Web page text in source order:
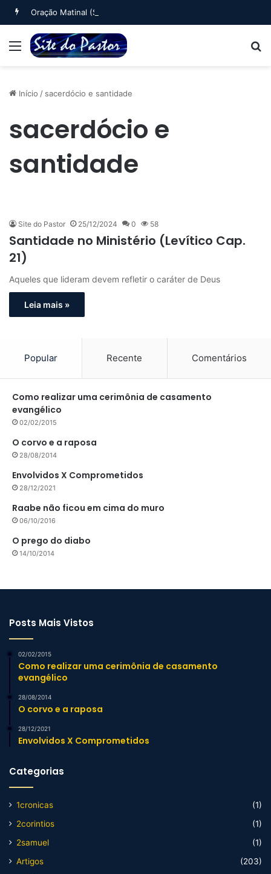
Oração Matinal (Salmo 5)
Menu
Início / sacerdócio e santidade
sacerdócio e
santidade
Site do Pastor 25/12/2024 0 58
Santidade no Ministério (Levítico Cap.
21)
Aqueles que lideram devem refletir o caráter de Deus
Leia mais »
Popular Recente Comentários
Como realizar uma cerimônia de casamento
evangélico
02/02/2015
O corvo e a raposa
28/08/2014
Envolvidos X Comprometidos
28/12/2021
Raabe não ficou em cima do muro
06/10/2016
O prego do diabo
14/10/2014
Posts Mais Vistos
02/02/2015
Como realizar uma cerimônia de casamento
evangélico
28/08/2014
O corvo e a raposa
28/12/2021
Envolvidos X Comprometidos
Categorias
1cronicas
(1)
2corintios
(1)
2samuel
(1)
Artigos
(203)